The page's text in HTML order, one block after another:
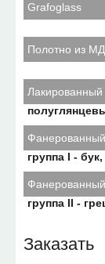
Grafoglass
Полотно из
Лакированный
группа I -
группа II -
Заказать